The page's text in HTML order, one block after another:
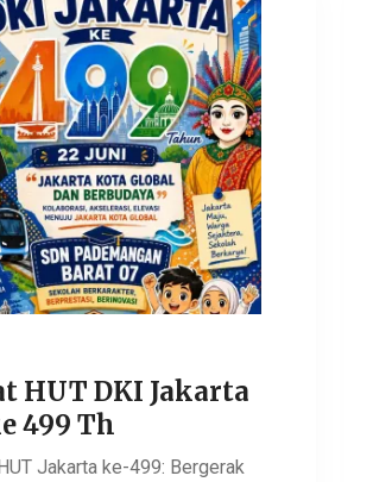
HUT DKI Jakarta
499 Th
Jakarta ke-499: Bergerak